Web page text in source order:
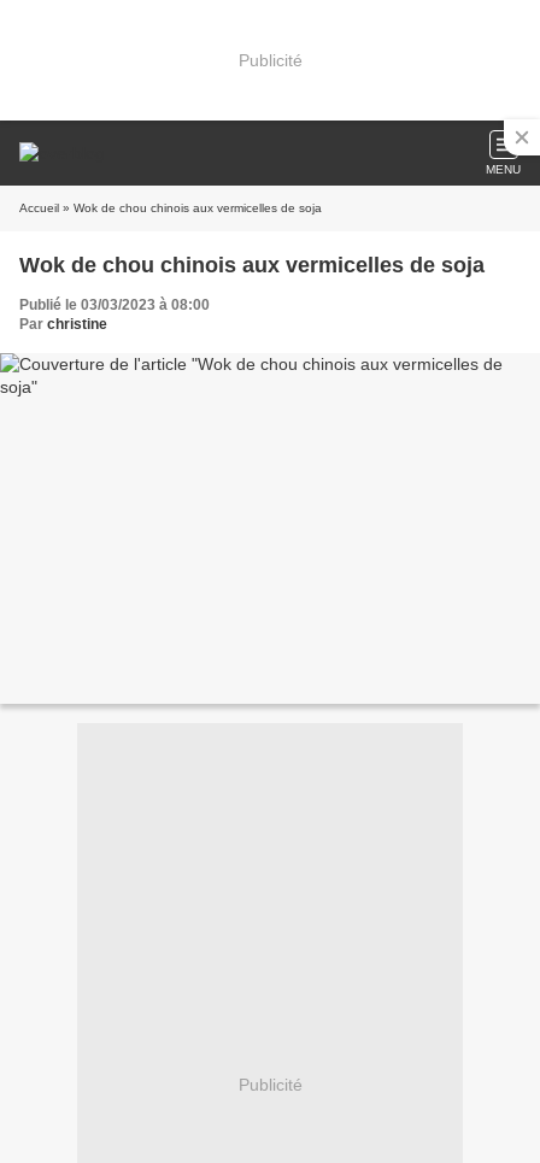
Publicité
MENU
Accueil » Wok de chou chinois aux vermicelles de soja
Wok de chou chinois aux vermicelles de soja
Publié le 03/03/2023 à 08:00
Par christine
Publicité